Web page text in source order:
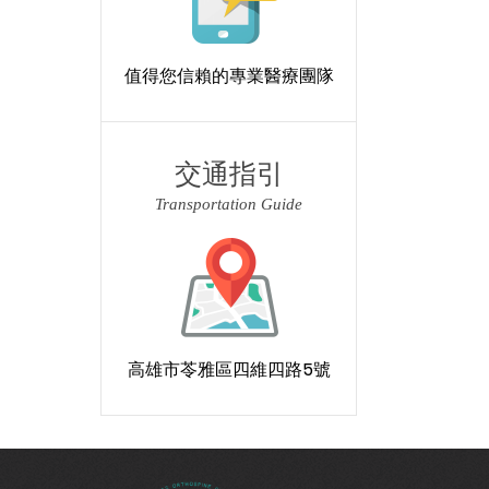
值得您信賴的專業醫療團隊
交通指引
Transportation Guide
高雄市苓雅區四維四路5號